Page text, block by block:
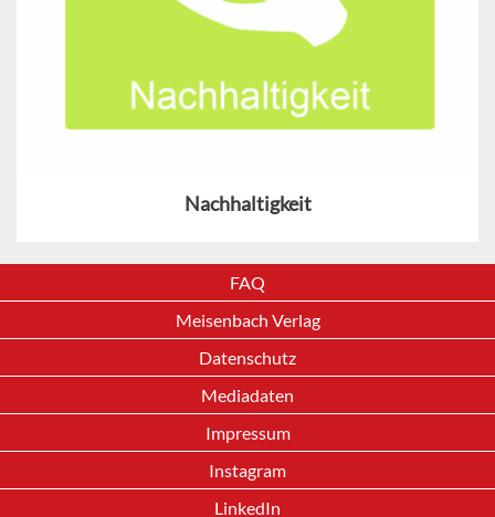
Nachhaltigkeit
FAQ
Meisenbach Verlag
Datenschutz
Mediadaten
Impressum
Instagram
LinkedIn